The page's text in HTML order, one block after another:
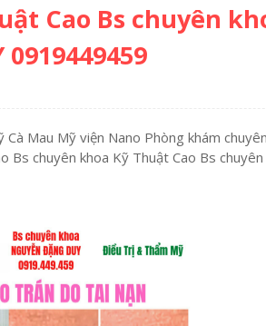
Cao Bs chuyên
0919449459
Mau Mỹ viện Nano Phòng khám
Bs chuyên khoa Kỹ Thuật Cao Bs chuyên